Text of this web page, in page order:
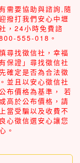
需要協助與諮詢,隨
撥打我們安心中壢
，24小時免費諮
555-018。
慎尋找徵信社，幸福
保證」尋找徵信社
確定是否為合法徵
並且以安心徵信社
布價格為基準， 若
高於公布價格，請
當受騙以及收費不
心徵信選安心讓您
。